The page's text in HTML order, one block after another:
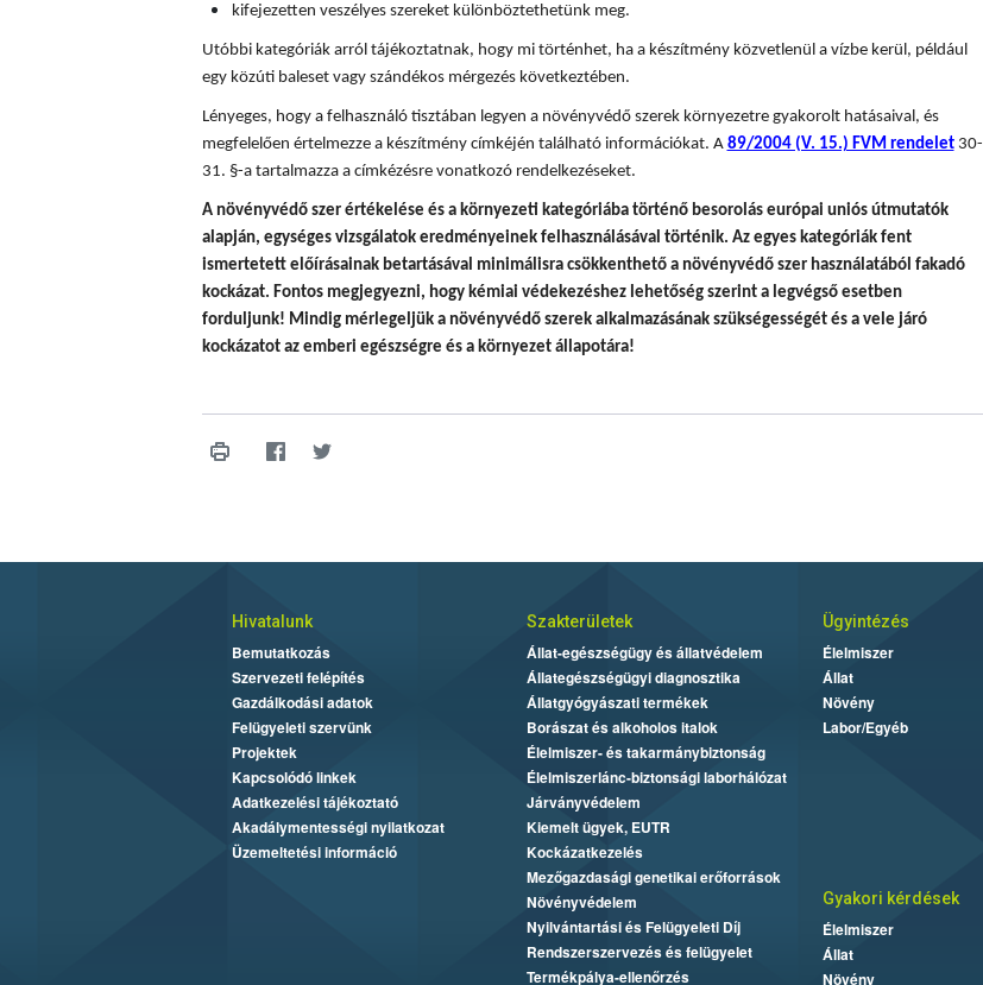
kifejezetten veszélyes szereket különböztethetünk meg.
Utóbbi kategóriák arról tájékoztatnak, hogy mi történhet, ha a készítmény közvetlenül a vízbe kerül, például
egy közúti baleset vagy szándékos mérgezés következtében.
Lényeges, hogy a felhasználó tisztában legyen a növényvédő szerek környezetre gyakorolt hatásaival, és
megfelelően értelmezze a készítmény címkéjén található információkat. A 89/2004 (V. 15.) FVM rendelet30-
31. §-a tartalmazza a címkézésre vonatkozó rendelkezéseket.
A növényvédő szer értékelése és a környezeti kategóriába történő besorolás európai uniós útmutatók
alapján, egységes vizsgálatok eredményeinek felhasználásával történik. Az egyes kategóriák fent
ismertetett előírásainak betartásával minimálisra csökkenthető a növényvédő szer használatából fakadó
kockázat. Fontos megjegyezni, hogykémiai védekezéshez lehetőség szerint a legvégső esetben
forduljunk! Mindig mérlegeljük a növényvédő szerek alkalmazásának szükségességét és a vele járó
kockázatot az emberi egészségre és a környezet állapotára!
Hivatalunk
Bemutatkozás
Szervezeti felépítés
Gazdálkodási adatok
Felügyeleti szervünk
Projektek
Kapcsolódó linkek
Adatkezelési tájékoztató
Akadálymentességi nyilatkozat
Üzemeltetési információ
Szakterületek
Állat-egészségügy és állatvédelem
Állategészségügyi diagnosztika
Állatgyógyászati termékek
Borászat és alkoholos italok
Élelmiszer- és takarmánybiztonság
Élelmiszerlánc-biztonsági laborhálózat
Járványvédelem
Kiemelt ügyek, EUTR
Kockázatkezelés
Mezőgazdasági genetikai erőforrások
Növényvédelem
Nyilvántartási és Felügyeleti Díj
Rendszerszervezés és felügyelet
Termékpálya-ellenőrzés
Ügyintézés
Élelmiszer
Állat
Növény
Labor/Egyéb
Gyakori kérdések
Élelmiszer
Állat
Növény